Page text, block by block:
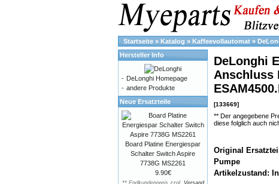
Startseite » Katalog » Kaffeevollautomat »
DeLonghi
Anschluss
[133669]
** Der angegebene
diese folglich auch
Original
Pumpe
Artikelzustand:
Hersteller Info
- DeLonghi Homepage
- andere Produkte
Neue Ersatzteile
Board Platine Energiespar
Schalter Switch Aspire
7738G MS2261
9.90€
** Endkundenpreis zzgl. Versand